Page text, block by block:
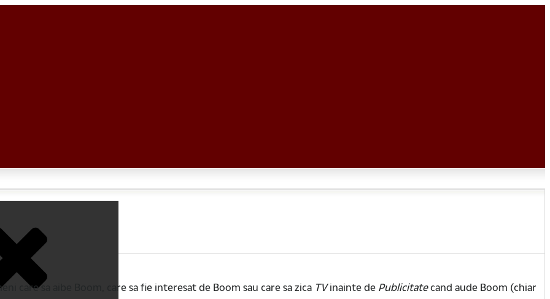
care sa aibe Boom, care sa fie interesat de Boom sau care sa zica TVinainte de Publicitatecand aude Boom (chiar